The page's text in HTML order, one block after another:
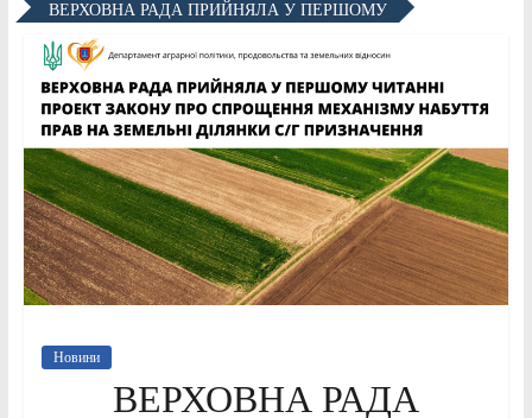
ВЕРХОВНА РАДА ПРИЙНЯЛА У ПЕРШОМУ
Новини
ВЕРХОВНА РАДА